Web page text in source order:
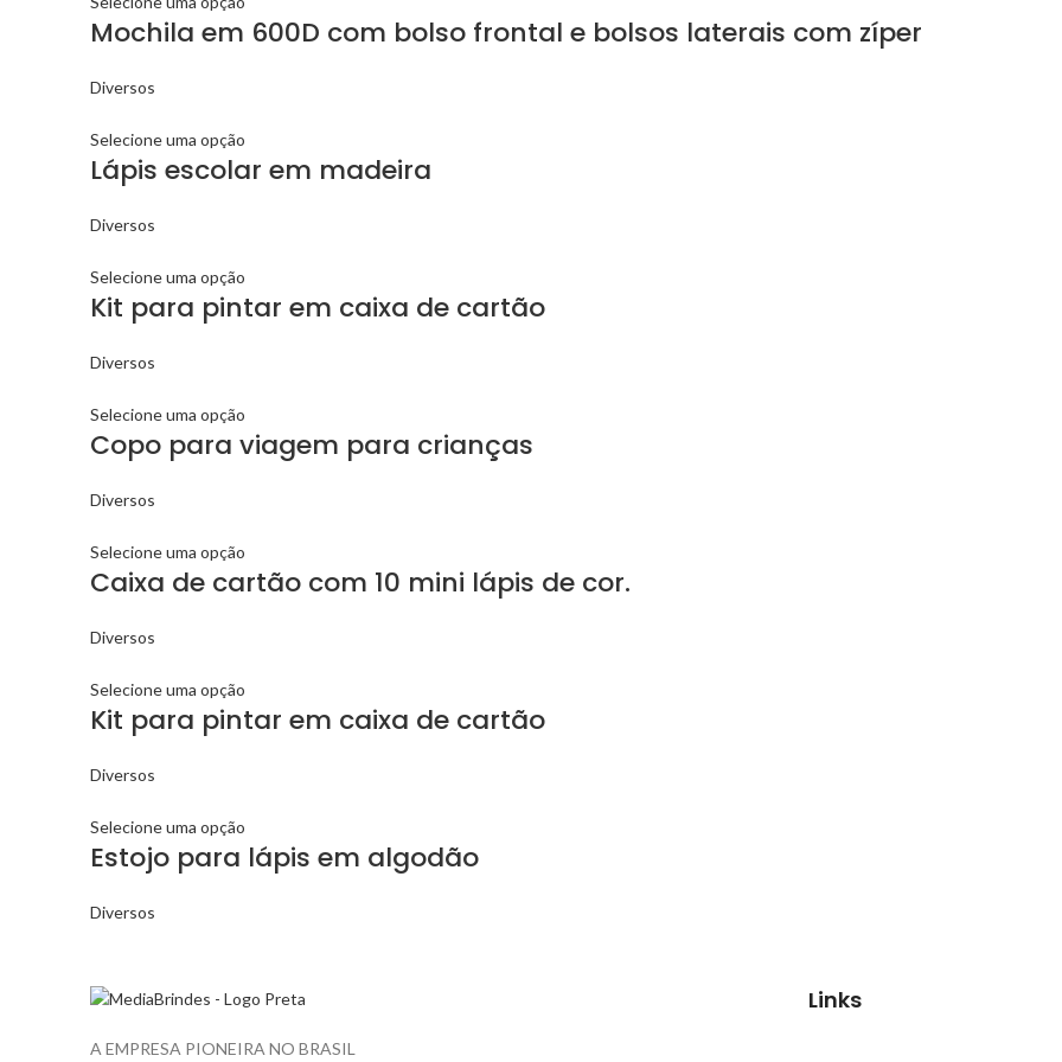
Mochila em 600D com bolso frontal e bolsos laterais com zíper
Diversos
Selecione uma opção
Lápis escolar em madeira
Diversos
Selecione uma opção
Kit para pintar em caixa de cartão
Diversos
Selecione uma opção
Copo para viagem para crianças
Diversos
Selecione uma opção
Caixa de cartão com 10 mini lápis de cor.
Diversos
Selecione uma opção
Kit para pintar em caixa de cartão
Diversos
Selecione uma opção
Estojo para lápis em algodão
Diversos
A EMPRESA PIONEIRA NO BRASIL
Links